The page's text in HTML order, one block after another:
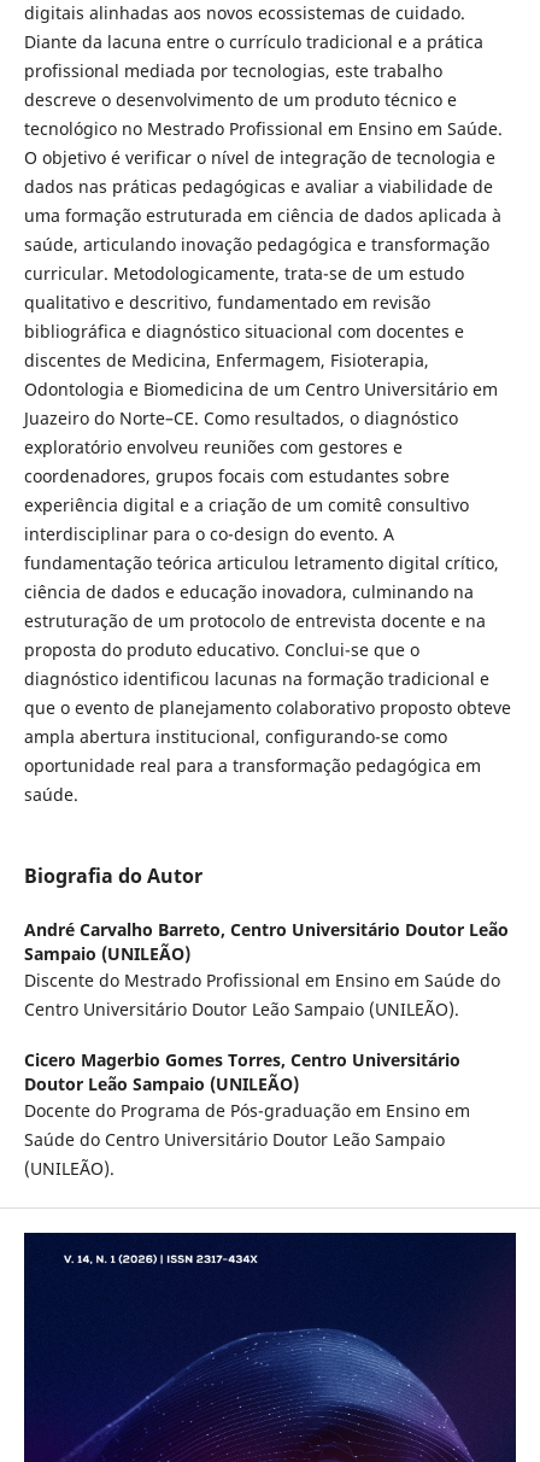
digitais alinhadas aos novos ecossistemas de cuidado.
Diante da lacuna entre o currículo tradicional e a prática
profissional mediada por tecnologias, este trabalho
descreve o desenvolvimento de um produto técnico e
tecnológico no Mestrado Profissional em Ensino em Saúde.
O objetivo é verificar o nível de integração de tecnologia e
dados nas práticas pedagógicas e avaliar a viabilidade de
uma formação estruturada em ciência de dados aplicada à
saúde, articulando inovação pedagógica e transformação
curricular. Metodologicamente, trata-se de um estudo
qualitativo e descritivo, fundamentado em revisão
bibliográfica e diagnóstico situacional com docentes e
discentes de Medicina, Enfermagem, Fisioterapia,
Odontologia e Biomedicina de um Centro Universitário em
Juazeiro do Norte–CE. Como resultados, o diagnóstico
exploratório envolveu reuniões com gestores e
coordenadores, grupos focais com estudantes sobre
experiência digital e a criação de um comitê consultivo
interdisciplinar para o co-design do evento. A
fundamentação teórica articulou letramento digital crítico,
ciência de dados e educação inovadora, culminando na
estruturação de um protocolo de entrevista docente e na
proposta do produto educativo. Conclui-se que o
diagnóstico identificou lacunas na formação tradicional e
que o evento de planejamento colaborativo proposto obteve
ampla abertura institucional, configurando-se como
oportunidade real para a transformação pedagógica em
saúde.
Biografia do Autor
André Carvalho Barreto, Centro Universitário Doutor Leão
Sampaio (UNILEÃO)
Discente do Mestrado Profissional em Ensino em Saúde do
Centro Universitário Doutor Leão Sampaio (UNILEÃO).
Cicero Magerbio Gomes Torres, Centro Universitário
Doutor Leão Sampaio (UNILEÃO)
Docente do Programa de Pós-graduação em Ensino em
Saúde do Centro Universitário Doutor Leão Sampaio
(UNILEÃO).